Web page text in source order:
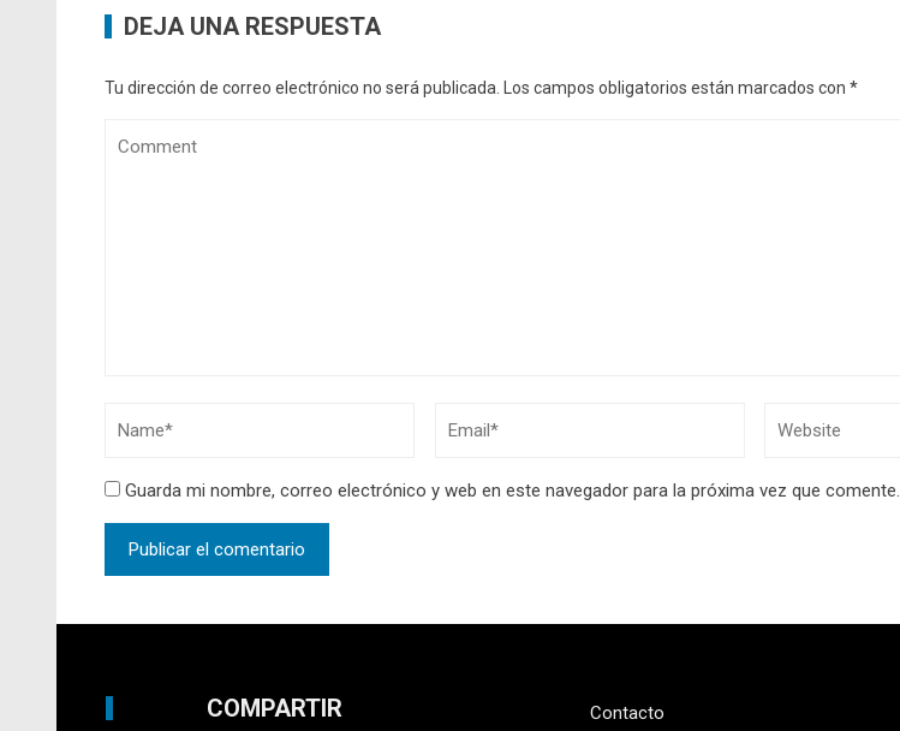
DEJA UNA RESPUESTA
Tu dirección de correo electrónico no será publicada. Los campos obligatorios están marcados con *
Guarda mi nombre, correo electrónico y web en este navegador para la próxima vez que comente.
COMPARTIR Contacto